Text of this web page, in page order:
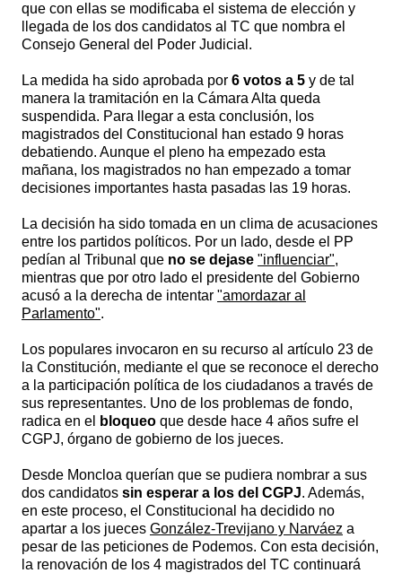
que con ellas se modificaba el sistema de elección y
llegada de los dos candidatos al TC que nombra el
Consejo General del Poder Judicial.
La medida ha sido aprobada por 6 votos a 5 y de tal
manera la tramitación en la Cámara Alta queda
suspendida. Para llegar a esta conclusión, los
magistrados del Constitucional han estado 9 horas
debatiendo. Aunque el pleno ha empezado esta
mañana, los magistrados no han empezado a tomar
decisiones importantes hasta pasadas las 19 horas.
La decisión ha sido tomada en un clima de acusaciones
entre los partidos políticos. Por un lado, desde el PP
pedían al Tribunal que no se dejase "influenciar",
mientras que por otro lado el presidente del Gobierno
acusó a la derecha de intentar "amordazar al
Parlamento".
Los populares invocaron en su recurso al artículo 23 de
la Constitución, mediante el que se reconoce el derecho
a la participación política de los ciudadanos a través de
sus representantes. Uno de los problemas de fondo,
radica en el
bloqueo que desde hace 4 años sufre el
CGPJ, órgano de gobierno de los jueces.
Desde Moncloa querían que se pudiera nombrar a sus
dos candidatos sin esperar a los del CGPJ. Además,
en este proceso, el Constitucional ha decidido no
apartar a los jueces González-Trevijano y Narváez a
pesar de las peticiones de Podemos. Con esta decisión,
la renovación de los 4 magistrados del TC continuará